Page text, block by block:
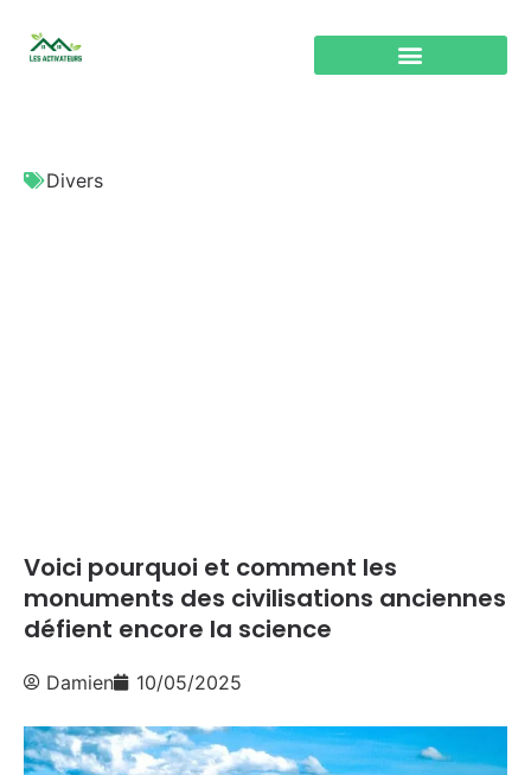
Divers
Voici pourquoi et comment les
monuments des civilisations anciennes
défient encore la science
Damien 10/05/2025